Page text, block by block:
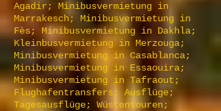
Agadir; Minibusvermietung in
Marrakesch; Minibusvermietung in
Fès; Minibusvermietung in Dakhla;
Kleinbusvermietung in Merzouga;
Minibusvermietung in Casablanca;
Minibusvermietung in Essaouira;
Minibusvermietung in Tafraout;
Flughafentransfers; Ausflüge;
Tagesausflüge; Wüstentouren;